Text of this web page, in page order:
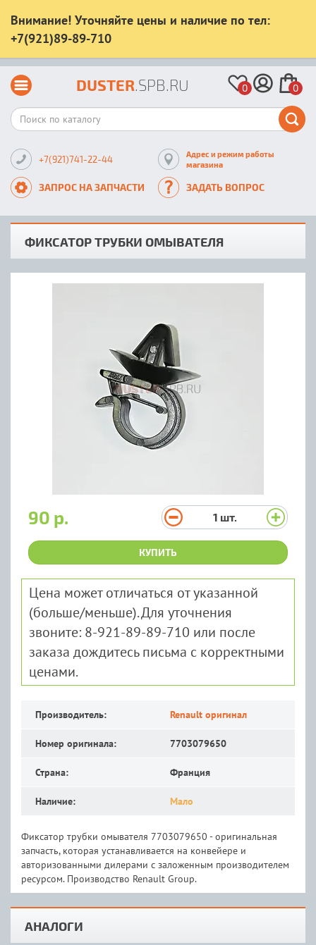
Внимание! Уточняйте цены и наличие по тел:
+7(921)89-89-710
DUSTER.SPB.RU 0 0
+7(921)741-22-44
Адрес и режим работы
магазина
ЗАПРОС НА ЗАПЧАСТИ ЗАДАТЬ ВОПРОС
ФИКСАТОР ТРУБКИ ОМЫВАТЕЛЯ
90 р. 1 шт.
КУПИТЬ
Цена может отличаться от указанной
(больше/меньше). Для уточнения
звоните: 8-921-89-89-710 или после
заказа дождитесь письма с корректными
ценами.
Производитель: Renault оригинал
Номер оригинала: 7703079650
Страна: Франция
Наличие: Мало
Фиксатор трубки омывателя 7703079650 - оригинальная
запчасть, которая устанавливается на конвейере и
авторизованными дилерами с заложенным производителем
ресурсом. Производство Renault Group.
АНАЛОГИ